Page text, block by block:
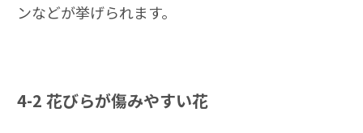
ンなどが挙げられます。
4-2 花びらが傷みやすい花